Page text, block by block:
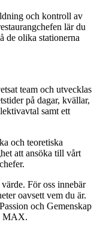
och kontroll av
lär du
de olika stationerna
team och utvecklas
på dagar, kvällar,
samt ett
och teoretiska
att ansöka till vårt
För oss innebär
oavsett vem du är.
och Gemenskap
MAX.